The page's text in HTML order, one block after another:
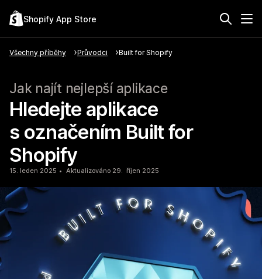
Shopify App Store
Všechny příběhy Průvodci Built for Shopify
Jak najít nejlepší aplikace
Hledejte aplikace
s označením Built for
Shopify
15. leden 2025 Aktualizováno 29. říjen 2025